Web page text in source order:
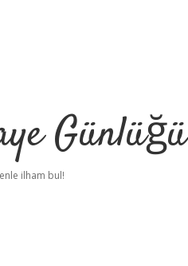
Günlüğü
ilham bul!